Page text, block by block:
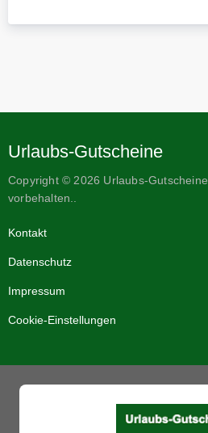
Urlaubs-Gutscheine
Copyright © 2026 Urlaubs-
vorbehalten..
Kontakt
Datenschutz
Impressum
Cookie-Einstellungen